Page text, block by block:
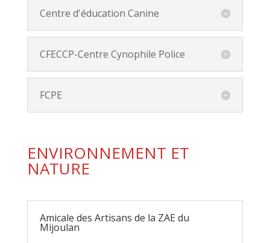
Centre d'éducation Canine
CFECCP-Centre Cynophile Police
FCPE
ENVIRONNEMENT ET
NATURE
Amicale des Artisans de la ZAE du
Mijoulan